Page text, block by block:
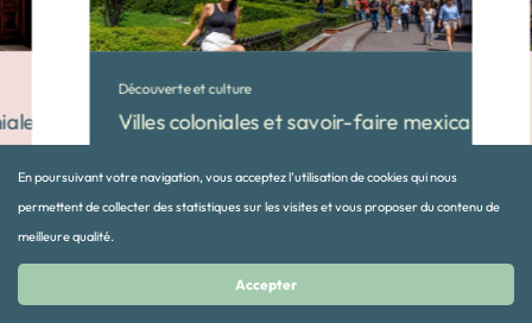
du Mexique
Découverte et culture
Villes coloniales et savoir-faire mexicains
15 jours
En poursuivant votre navigation, vous acceptez l’utilisation de cookies qui nous
permettent de collecter des statistiques sur les visites et vous proposer du contenu de
meilleure qualité.
Accepter